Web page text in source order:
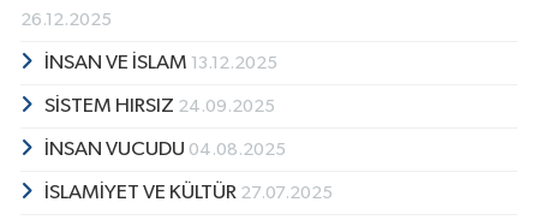
26.12.2025
İNSAN VE İSLAM 13.12.2025
SİSTEM HIRSIZ 24.09.2025
İNSAN VUCUDU 04.08.2025
İSLAMİYET VE KÜLTÜR 27.07.2025